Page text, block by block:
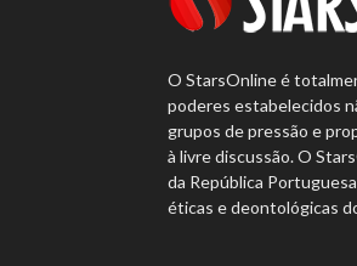
O StarsOnline é
poderes estabelecidos
grupos de pressão e
à livre discussão. O
da República
éticas e deontológicas